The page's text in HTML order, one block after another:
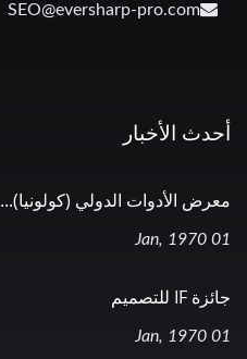
SEO@eversharp-pro.com
أحدث الأخبار
معرض الأدوات الدولي (كولونيا)...
01 Jan, 1970
جائزة IF للتصميم
01 Jan, 1970